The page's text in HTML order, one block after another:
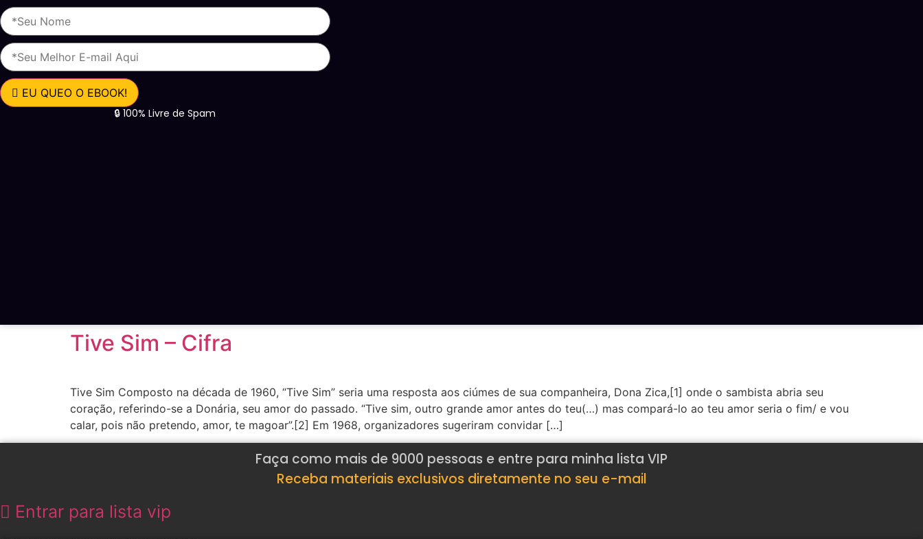
EU QUEO O EBOOK!
🔒 100% Livre de Spam
Tive Sim – Cifra
Tive Sim Composto na década de 1960, “Tive Sim” seria uma resposta aos ciúmes de sua companheira, Dona Zica,[1] onde o sambista abria seu
coração, referindo-se a Donária, seu amor do passado. “Tive sim, outro grande amor antes do teu(…) mas compará-lo ao teu amor seria o fim/ e vou
calar, pois não pretendo, amor, te magoar”.[2] Em 1968, organizadores sugeriram convidar […]
Faça como mais de 9000 pessoas e entre para minha lista VIP
Receba materiais exclusivos diretamente no seu e-mail
Entrar para lista vip